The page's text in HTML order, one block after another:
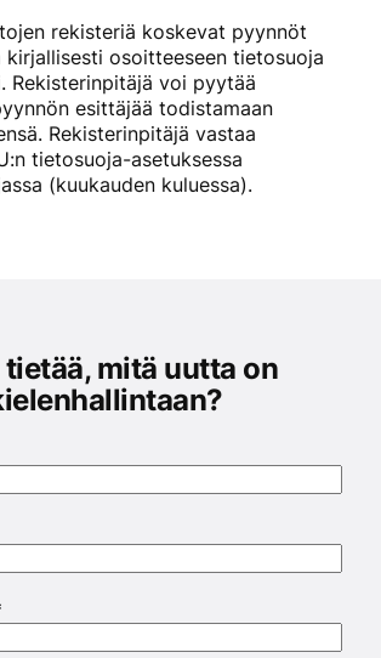
rekisteriä koskevat pyynnöt
kirjallisesti osoitteeseen tietosuoja
Rekisterinpitäjä voi pyytää
esittäjää todistamaan
Rekisterinpitäjä vastaa
tietosuoja-asetuksessa
(kuukauden kuluessa).
mitä uutta on